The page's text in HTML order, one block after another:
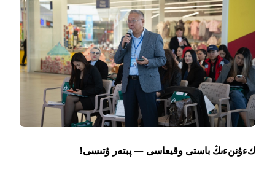
كءۇننءىڭ باستى وقيعاسى — پبتەر ۇتىسى!